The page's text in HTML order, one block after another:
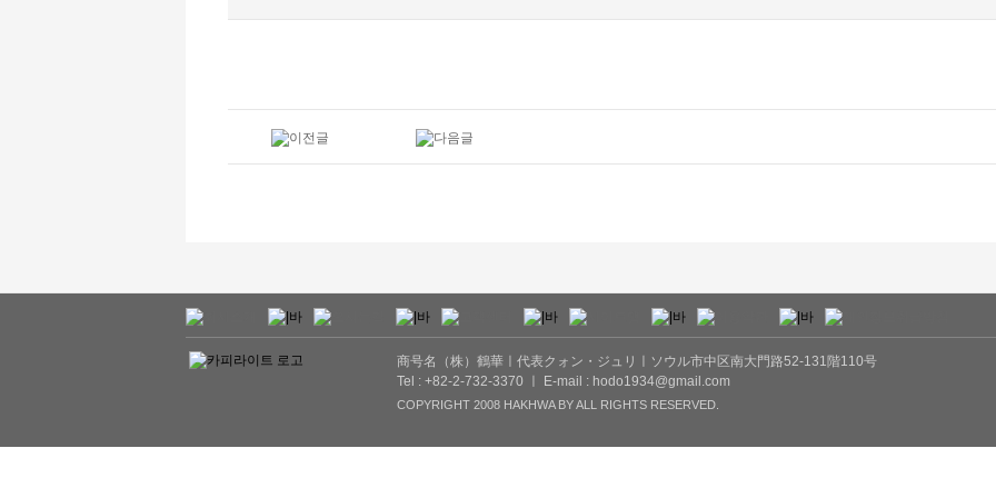
商号名（株）鶴華ㅣ代表クォン・ジュリㅣソウル市中区南大門路52-131階110号
Tel : +82-2-732-3370 ㅣ E-mail : hodo1934@gmail.com
COPYRIGHT 2008 HAKHWA BY ALL RIGHTS RESERVED.